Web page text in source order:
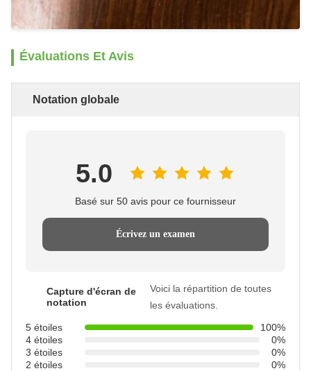
Évaluations Et Avis
Notation globale
5.0
Basé sur 50 avis pour ce fournisseur
Écrivez un examen
Capture d'écran de
notation
Voici la répartition de toutes
les évaluations.
5 étoiles
100%
4 étoiles
0%
3 étoiles
0%
2 étoiles
0%